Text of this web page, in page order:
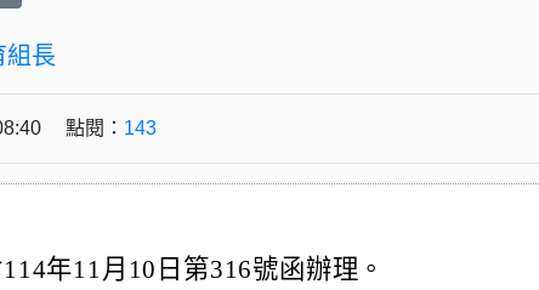
組長
點閱： 143
年11月10日第316號函辦理。